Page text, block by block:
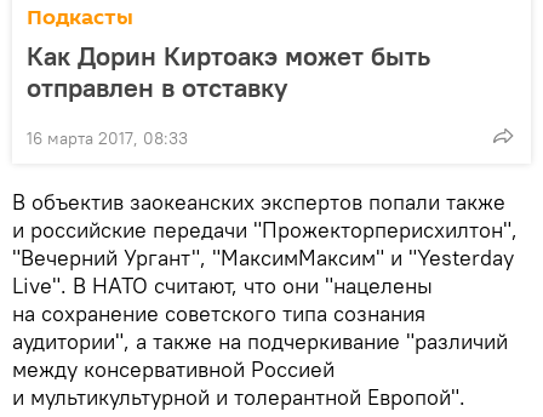
Подкасты
Как Дорин Киртоакэ может быть
отправлен в отставку
16 марта 2017, 08:33
В объектив заокеанских экспертов попали также
и российские передачи "Прожекторперисхилтон",
"Вечерний Ургант", "МаксимМаксим" и "Yesterday
Live". В НАТО считают, что они "нацелены
на сохранение советского типа сознания
аудитории", а также на подчеркивание "различий
между консервативной Россией
и мультикультурной и толерантной Европой".